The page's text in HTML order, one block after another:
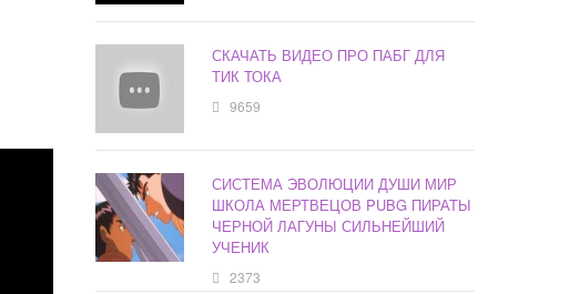
СКАЧАТЬ ВИДЕО ПРО ПАБГ ДЛЯ
ТИК ТОКА
9659
СИСТЕМА ЭВОЛЮЦИИ ДУШИ МИР
ШКОЛА МЕРТВЕЦОВ PUBG ПИРАТЫ
ЧЕРНОЙ ЛАГУНЫ СИЛЬНЕЙШИЙ
УЧЕНИК
2373